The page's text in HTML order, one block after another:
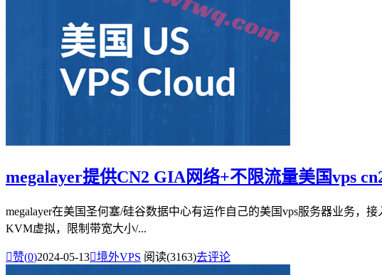
megalayer提供CN2 GIA网络+不限流量美国vps
megalayer在美国圣何塞/硅谷数据中心有运作自己的美国vps服务器业务，
KVM虚拟，限制带宽大小/...
赞(0)2024-05-13境外VPS 阅读(3163)去评论